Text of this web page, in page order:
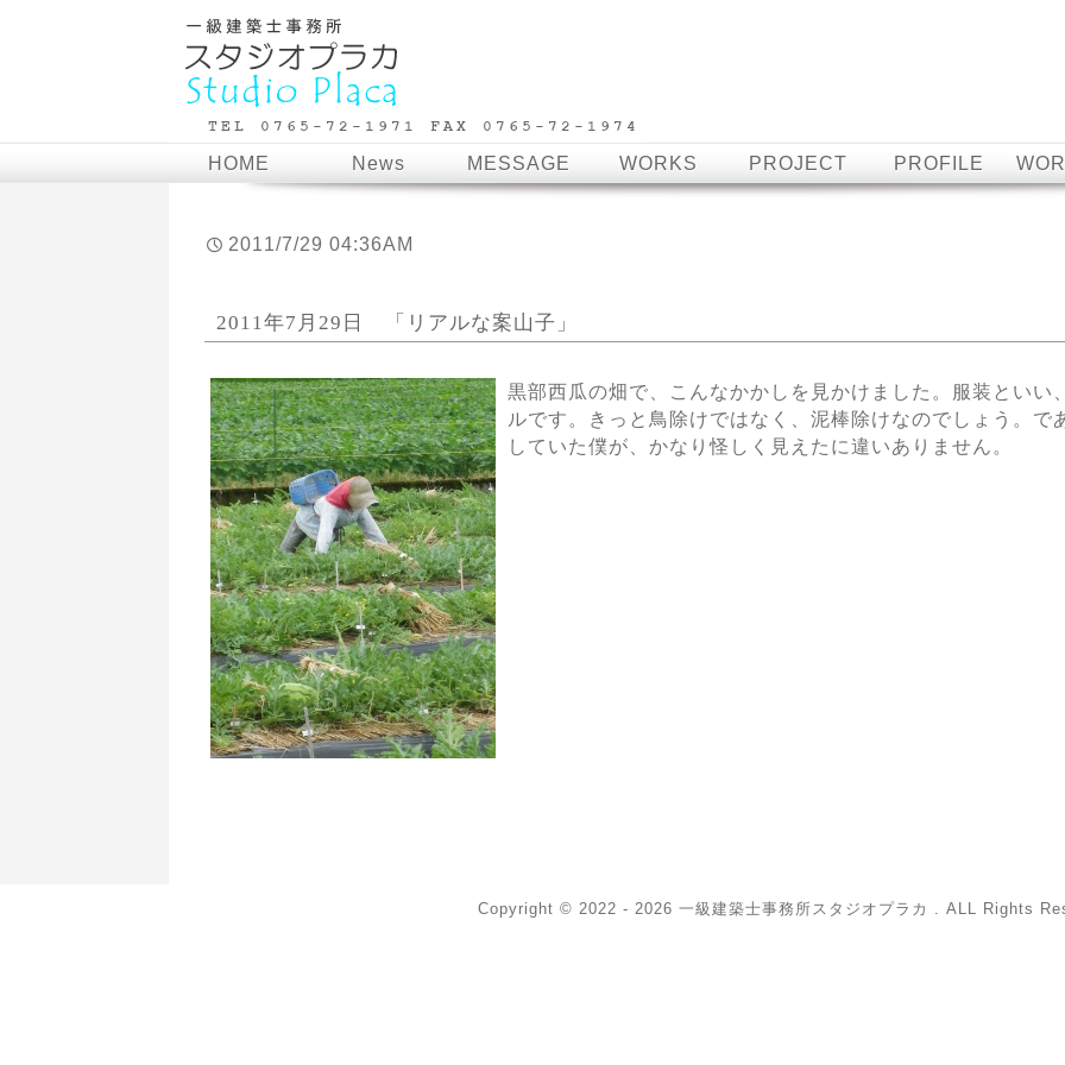
HOME News MESSAGE WORKS PROJECT PROFILE
2011/7/29 04:36AM
2011年7月29日 「リアルな案山子」
黒部西瓜の畑で、こんなかかしを見かけました。服装といい
ルです。きっと鳥除けではなく、泥棒除けなのでしょう。で
していた僕が、かなり怪しく見えたに違いありません。
Copyright © 2022 - 2026 一級建築士事務所スタジオプラカ . ALL Rights